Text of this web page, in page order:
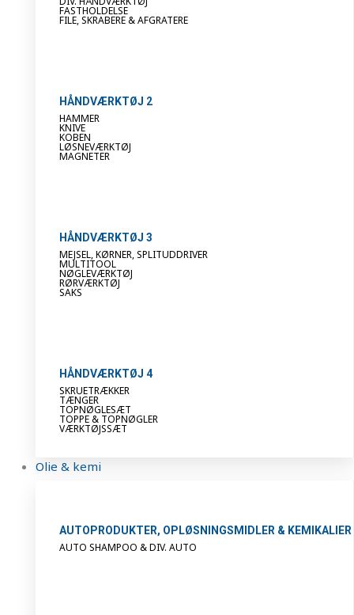
FASTHOLDELSE
FILE, SKRABERE & AFGRATERE
HÅNDVÆRKTØJ 2
HAMMER
KNIVE
KOBEN
LØSNEVÆRKTØJ
MAGNETER
HÅNDVÆRKTØJ 3
MEJSEL, KØRNER, SPLITUDDRIVER
MULTITOOL
NØGLEVÆRKTØJ
RØRVÆRKTØJ
SAKS
HÅNDVÆRKTØJ 4
SKRUETRÆKKER
TÆNGER
TOPNØGLESÆT
TOPPE & TOPNØGLER
VÆRKTØJSSÆT
Olie & kemi
AUTOPRODUKTER, OPLØSNINGSMIDLER & KEMIKALIER
AUTO SHAMPOO & DIV. AUTO